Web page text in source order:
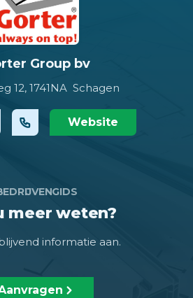
Group bv
12, 1741NA Schagen
Website
meer weten?
informatie aan.